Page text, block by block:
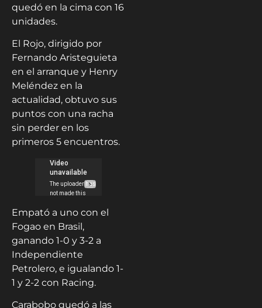
quedó en la cima con 16
unidades.
El Rojo, dirigido por
Fernando Aristeguieta
en el arranque y Henry
Meléndez en la
actualidad, obtuvo sus
puntos con una racha
sin perder en los
primeros 5 encuentros.
Empató a uno con el
Fogao en Brasil,
ganando 1-0 y 3-2 a
Independiente
Petrolero, e igualando 1-
1 y 2-2 con Racing.
Carabobo quedó a las